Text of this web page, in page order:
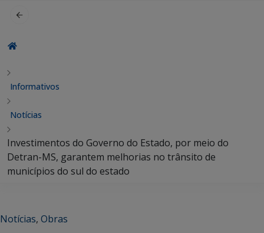
Informativos
Notícias
Investimentos do Governo do Estado, por meio do
Detran-MS, garantem melhorias no trânsito de
municípios do sul do estado
Notícias, Obras